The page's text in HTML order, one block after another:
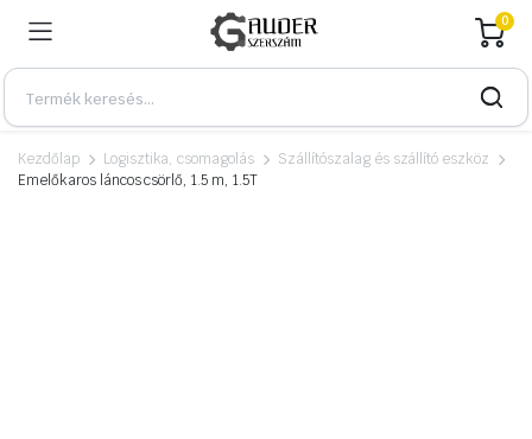
0
Kezdőlap Logisztika, csomagolás
Szállítószalag és szállító eszköz
Emelőkaros láncos csörlő, 1.5 m, 1.5T